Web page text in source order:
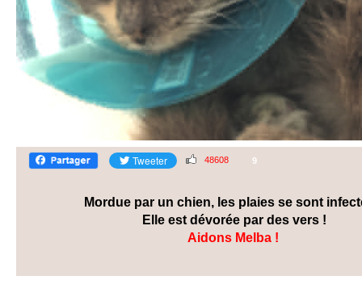
48608 9
Mordue par un chien, les plaies se sont
Elle est dévorée par des vers !
Aidons Melba !